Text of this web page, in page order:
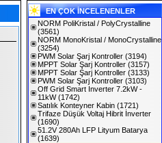
EN ÇOK İNCELENENLER
NORM PoliKristal / PolyCrystalline
(3561)
NORM MonoKristal / MonoCrystalline
(3254)
PWM Solar Şarj Kontroller (3194)
MPPT Solar Şarj Kontroller (3157)
MPPT Solar Şarj Kontroller (3133)
PWM Solar Şarj Kontroller (3103)
Off Grid Smart Inverter 7.2kW -
11kW(1742)
Satılık Konteyner Kabin (1721)
Trifaze Düşük Voltaj Hibrit İnverter
(1690)
51.2V 280Ah LFP Lityum Batarya
(1639)